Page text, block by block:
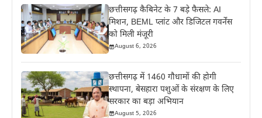
छत्तीसगढ़ कैबिनेट के 7 बड़े फैसले: AI
मिशन, BEML प्लांट और डिजिटल गवर्नेंस
को मिली मंजूरी
August 6, 2026
छत्तीसगढ़ में 1460 गौधामों की होगी
स्थापना, बेसहारा पशुओं के संरक्षण के लिए
सरकार का बड़ा अभियान
August 5, 2026